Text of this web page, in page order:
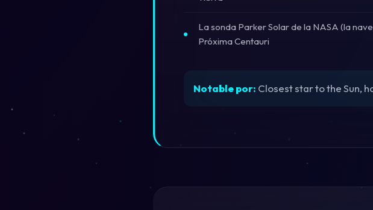
La sonda Parker Solar de la NASA (la
Próxima Centauri
Notable por: Closest star to the Sun,